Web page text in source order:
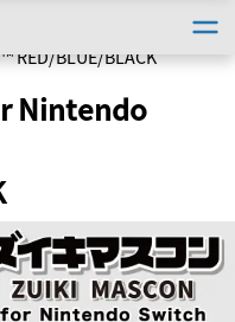
RED/BLUE/BLACK
Nintendo